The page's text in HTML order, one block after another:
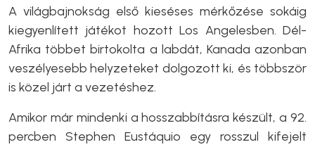
A világbajnokság első kieséses mérkőzése sokáig
kiegyenlített játékot hozott Los Angelesben. Dél-
Afrika többet birtokolta a labdát, Kanada azonban
veszélyesebb helyzeteket dolgozott ki, és többször
is közel járt a vezetéshez.
Amikor már mindenki a hosszabbításra készült, a 92.
percben Stephen Eustáquio egy rosszul kifejelt